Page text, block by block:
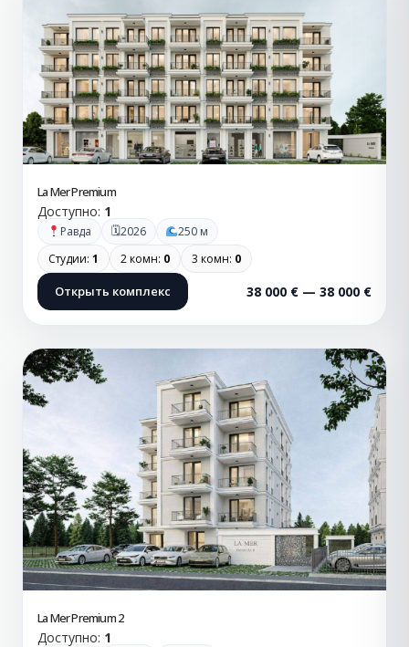
La Mer Premium
Доступно: 1
Равда 🗓2026
250 м
Студии: 1 2 комн: 0 3 комн: 0
Открыть комплекс 38 000 € — 38 000 €
La Mer Premium 2
Доступно: 1